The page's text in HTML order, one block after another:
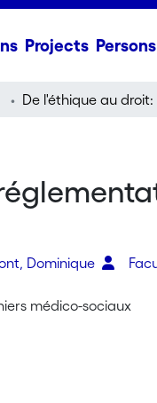
Projects Persons
Dominique
médico-sociaux